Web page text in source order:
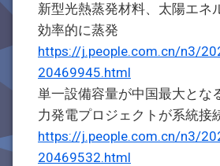
新型光熱蒸発材料、太陽エネ
効率的に蒸発
https://j.people.com.cn/n3/
20469945.html
単一設備容量が中国最大とな
力発電プロジェクトが系統接
https://j.people.com.cn/n3/
20469532.html